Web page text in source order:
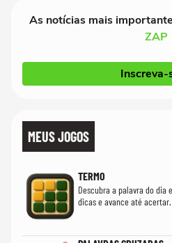
As notícias mais
ZAP
Inscreva-
MEUS JOGOS
TERMO
Descubra a palavra do dia
dicas e avance até acertar.